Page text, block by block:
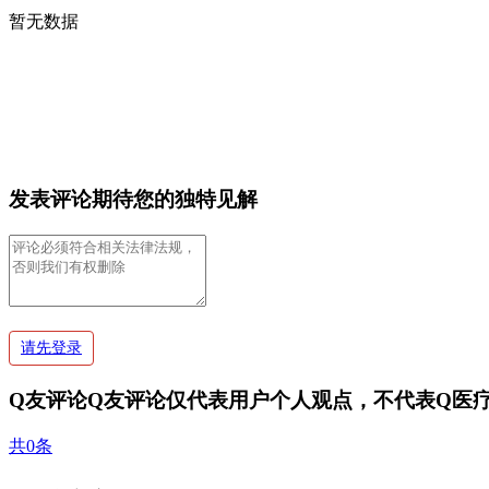
暂无数据
发表评论期待您的独特见解
请先登录
Q友评论Q友评论仅代表用户个人观点，不代表Q医
共0条